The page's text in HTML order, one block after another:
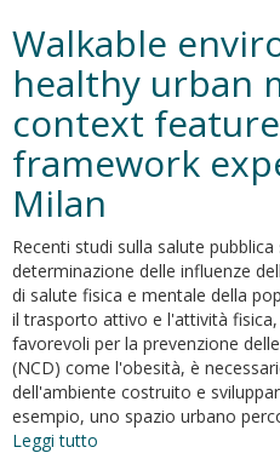
sanitary
aspects
in
urban
planning.
Contradiction
national
and
local
urban
legislation
regarding
public
health
//
Aspetti
Walkable
healthy urban
context
framework
Milan
Recenti studi sulla salute
determinazione delle influenze
di salute fisica e mentale della
il trasporto attivo e l'attività
favorevoli per la prevenzione
(NCD) come l'obesità, è
dell'ambiente costruito e
esempio, uno spazio urbano
Leggi tutto